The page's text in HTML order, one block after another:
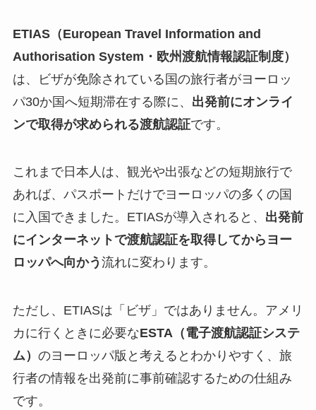
ETIAS（European Travel Information and
Authorisation System・欧州渡航情報認証制度）
は、ビザが免除されている国の旅行者がヨーロッ
パ30か国へ短期滞在する際に、 出発前にオンライ
ンで取得が求められる渡航認証です。
これまで日本人は、観光や出張などの短期旅行で
あれば、パスポートだけでヨーロッパの多くの国
に入国できました。ETIASが導入されると、 出発前
にインターネットで渡航認証を取得してからヨー
ロッパへ向かう 流れに変わります。
ただし、ETIASは「ビザ」ではありません。アメリ
カに行くときに必要なESTA（電子渡航認証システ
ム） のヨーロッパ版と考えるとわかりやすく、旅
行者の情報を出発前に事前確認するための仕組み
です。